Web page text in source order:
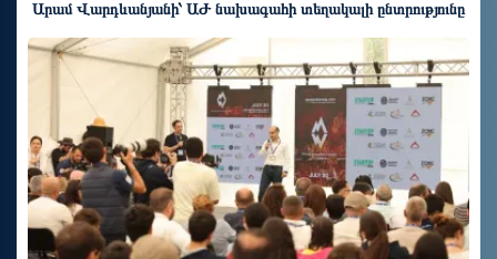
Արամ Վարդևանյանի՝ ԱԺ նախագահի տեղակալի ընտրությունը